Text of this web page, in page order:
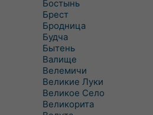
Бостынь
Брест
Бродница
Будча
Бытень
Валище
Велемичи
Великие Луки
Великое Село
Великорита